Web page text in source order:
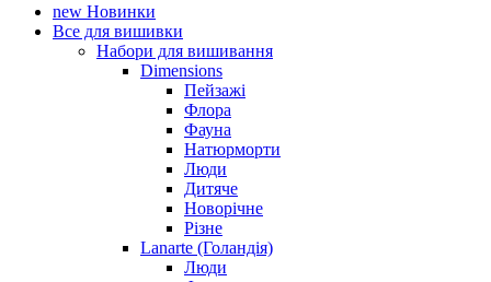
new Новинки
Все для вишивки
Набори для вишивання
Dimensions
Пейзажі
Флора
Фауна
Натюрморти
Люди
Дитяче
Новорічне
Різне
Lanarte (Голандія)
Люди